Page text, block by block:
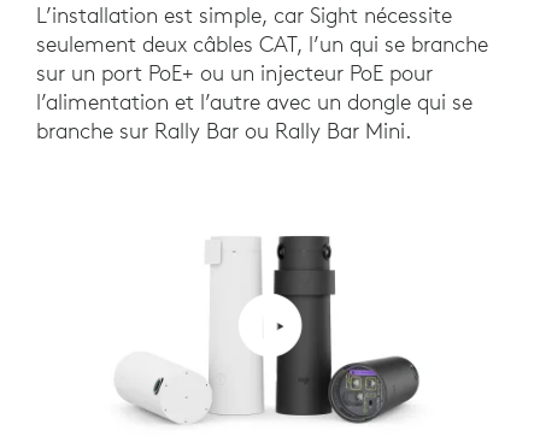
L’installation est simple, car Sight nécessite
seulement deux câbles CAT, l’un qui se branche
sur un port PoE+ ou un injecteur PoE pour
l’alimentation et l’autre avec un dongle qui se
branche sur Rally Bar ou Rally Bar Mini.